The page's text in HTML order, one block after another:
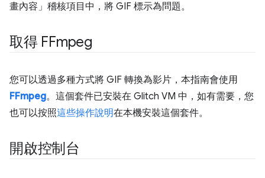
畫內容」稽核項目中，將 GIF 標示為問題。
取得 FFmpeg
您可以透過多種方式將 GIF 轉換為影片，本指南會使用
FFmpeg。這個套件已安裝在 Glitch VM 中，如有需要，您
也可以按照這些操作說明在本機安裝這個套件。
開啟控制台